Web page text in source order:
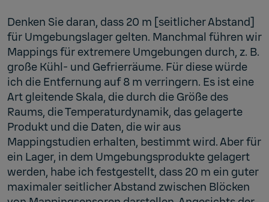
Denken Sie daran, dass 20 m [seitlicher Abstand]
für Umgebungslager gelten. Manchmal führen wir
Mappings für extremere Umgebungen durch, z. B.
große Kühl- und Gefrierräume. Für diese würde
ich die Entfernung auf 8 m verringern. Es ist eine
Art gleitende Skala, die durch die Größe des
Raums, die Temperaturdynamik, das gelagerte
Produkt und die Daten, die wir aus
Mappingstudien erhalten, bestimmt wird. Aber für
ein Lager, in dem Umgebungsprodukte gelagert
werden, habe ich festgestellt, dass 20 m ein guter
maximaler seitlicher Abstand zwischen Blöcken